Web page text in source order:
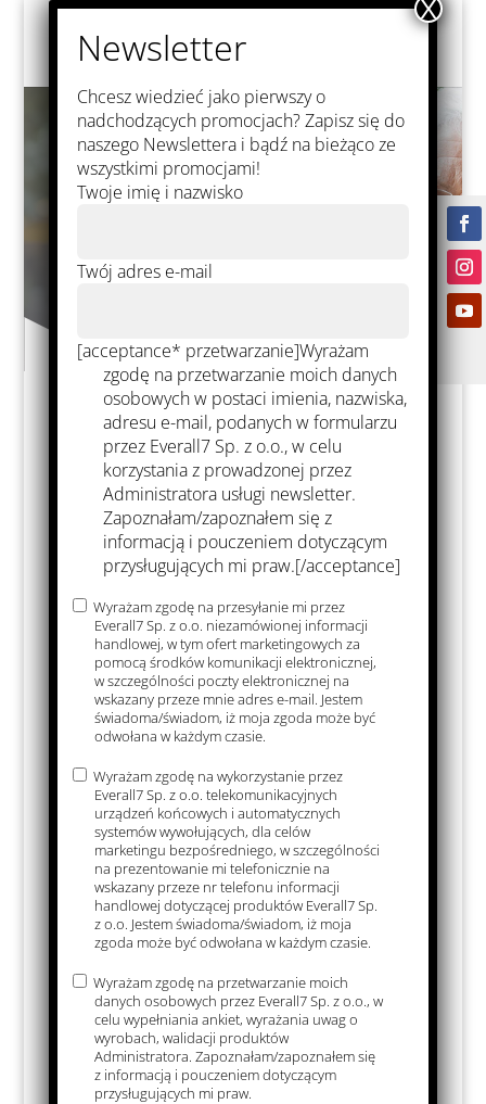
Silicones
Aurosi
l Form
20 Fast
Aurosi
85
Aurosi
l C Lab
85
Chcesz wiedzieć jako pierwszy o
nadchodzących promocjach? Zapisz się do
naszego Newslettera i bądź na bieżąco ze
wszystkimi promocjami!
Twoje imię i nazwisko
Twój adres e-mail
[acceptance* przetwarzanie]Wyrażam
zgodę na przetwarzanie moich danych
osobowych w postaci imienia, nazwiska,
adresu e-mail, podanych w formularzu
przez Everall7 Sp. z o.o., w celu
korzystania z prowadzonej przez
Administratora usługi newsletter.
Zapoznałam/zapoznałem się z
informacją i pouczeniem dotyczącym
przysługujących mi praw.[/acceptance]
Wyrażam zgodę na przesyłanie mi przez
Everall7 Sp. z o.o. niezamówionej informacji
handlowej, w tym ofert marketingowych za
pomocą środków komunikacji elektronicznej,
w szczególności poczty elektronicznej na
wskazany przeze mnie adres e-mail. Jestem
świadoma/świadom, iż moja zgoda może być
odwołana w każdym czasie.
Wyrażam zgodę na wykorzystanie przez
Everall7 Sp. z o.o. telekomunikacyjnych
urządzeń końcowych i automatycznych
systemów wywołujących, dla celów
marketingu bezpośredniego, w szczególności
na prezentowanie mi telefonicznie na
wskazany przeze nr telefonu informacji
handlowej dotyczącej produktów Everall7 Sp.
z o.o. Jestem świadoma/świadom, iż moja
zgoda może być odwołana w każdym czasie.
Wyrażam zgodę na przetwarzanie moich
danych osobowych przez Everall7 Sp. z o.o., w
celu wypełniania ankiet, wyrażania uwag o
wyrobach, walidacji produktów
Administratora. Zapoznałam/zapoznałem się
z informacją i pouczeniem dotyczącym
przysługujących mi praw.